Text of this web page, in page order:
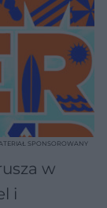
w
i
SPONSOROWANY